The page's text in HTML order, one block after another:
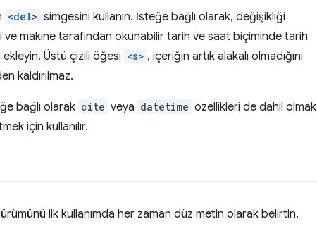
<del> simgesini kullanın. İsteğe bağlı olarak, değişikliği
ve makine tarafından okunabilir tarih ve saat biçiminde tarih
ekleyin. Üstü çizili öğesi <s> , içeriğin artık alakalı olmadığını
kaldırılmaz.
bağlı olarak cite veya datetime özellikleri de dahil olmak
için kullanılır.
ilk kullanımda her zaman düz metin olarak belirtin.